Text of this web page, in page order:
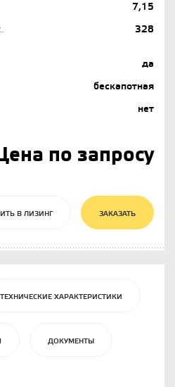
7,15
328
да
бескапотная
нет
по запросу
В ЛИЗИНГ ЗАКАЗАТЬ
ТЕХНИЧЕСКИЕ ХАРАКТЕРИСТИКИ
ДОКУМЕНТЫ